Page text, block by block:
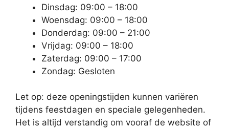
Dinsdag: 09:00 – 18:00
Woensdag: 09:00 – 18:00
Donderdag: 09:00 – 21:00
Vrijdag: 09:00 – 18:00
Zaterdag: 09:00 – 17:00
Zondag: Gesloten
Let op: deze openingstijden kunnen variëren
tijdens feestdagen en speciale gelegenheden.
Het is altijd verstandig om vooraf de website of